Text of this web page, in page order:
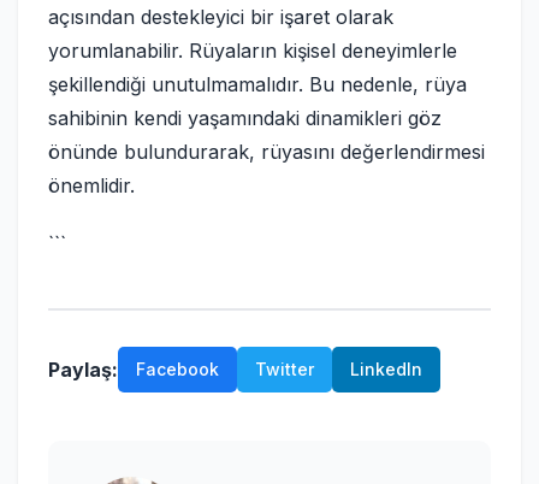
açısından destekleyici bir işaret olarak
yorumlanabilir. Rüyaların kişisel deneyimlerle
şekillendiği unutulmamalıdır. Bu nedenle, rüya
sahibinin kendi yaşamındaki dinamikleri göz
önünde bulundurarak, rüyasını değerlendirmesi
önemlidir.
```
Paylaş: Facebook Twitter LinkedIn